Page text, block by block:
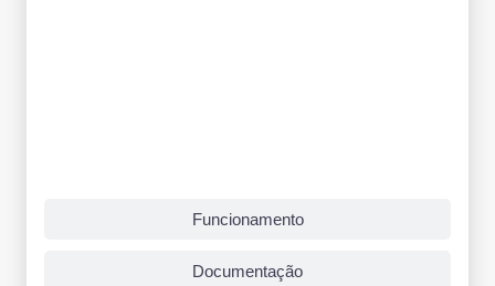
Funcionamento
Documentação